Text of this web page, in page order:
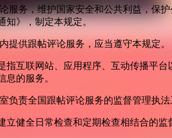
服务，维护国家安全和公共利益，保
知》，制定本规定。
提供跟帖评论服务，应当遵守本规定。
指互联网站、应用程序、互动传播平
息的服务。
负责全国跟帖评论服务的监督管理执
立健全日常检查和定期检查相结合的